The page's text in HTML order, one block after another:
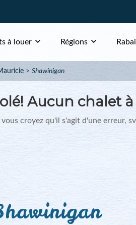
à louer Régions
Shawinigan
Aucun chalet
vous croyez qu'il s'agit d'une erreur,